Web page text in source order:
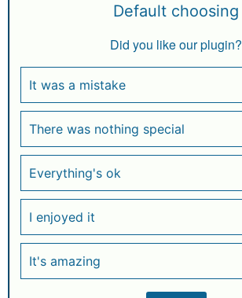
Default choosing
Did you like our plugin?
It was a mistake
There was nothing special
Everything's ok
I enjoyed it
It's amazing